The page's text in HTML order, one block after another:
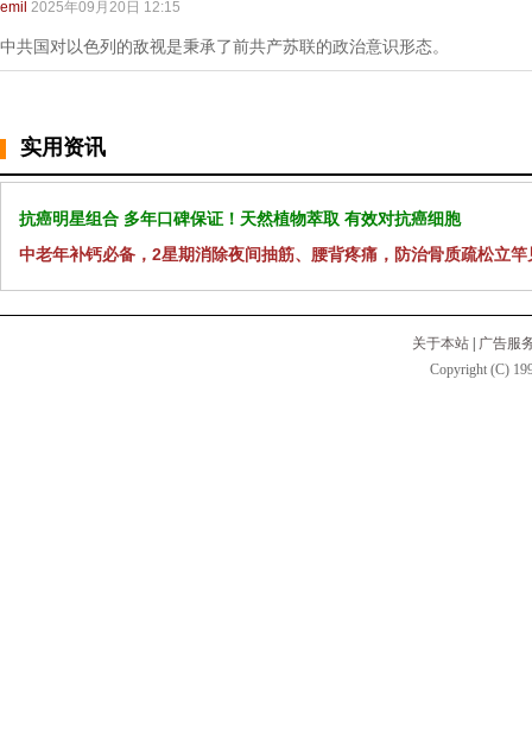
emil 2025年09月20日 12:15
中共国对以色列的敌视是秉承了前共产苏联的政治意识形态。
实用资讯
抗癌明星组合 多年口碑保证！天然植物萃取 有效对抗癌细胞
中老年补钙必备，2星期消除夜间抽筋、腰背疼痛，防治骨质疏松立竿
关于本站
广告服
Copyright (C)